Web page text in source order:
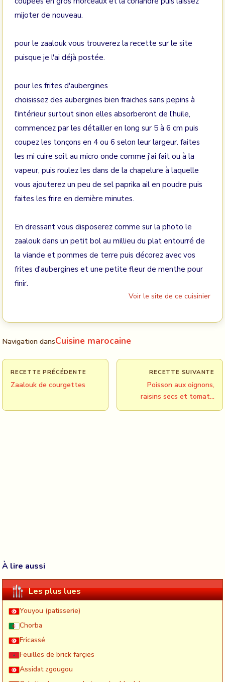
mijoter de nouveau.
pour le zaalouk vous trouverez la recette sur le site
puisque je l'ai déjà postée.
pour les frites d'aubergines
choisissez des aubergines bien fraiches sans pepins à
l'intérieur surtout sinon elles absorberont de l'huile,
commencez par les détailler en long sur 5 à 6 cm puis
coupez les tonçons en 4 ou 6 selon leur largeur. faites
les mi cuire soit au micro onde comme j'ai fait ou à la
vapeur, puis roulez les dans de la chapelure à laquelle
vous ajouterez un peu de sel paprika ail en poudre puis
faites les frire en dernière minutes.
En dressant vous disposerez comme sur la photo le
zaalouk dans un petit bol au millieu du plat entourré de
la viande et pommes de terre puis décorez avec vos
frites d'aubergines et une petite fleur de menthe pour
finir.
Voir le site de ce cuisinier
Navigation dansCuisine marocaine
RECETTE PRÉCÉDENTE
Zaalouk de courgettes
RECETTE SUIVANTE
Poisson aux oignons,
raisins secs et tomat…
À lire aussi
Les plus lues
Youyou (patisserie)
Chorba
Fricassé
Feuilles de brick farçies
Assidat zgougou